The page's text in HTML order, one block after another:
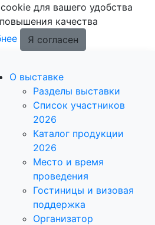
для вашего удобства
качества
Я согласен
О выставке
Разделы выставки
Список участников
2026
Каталог продукции
2026
Место и время
проведения
Гостиницы и визовая
поддержка
Организатор